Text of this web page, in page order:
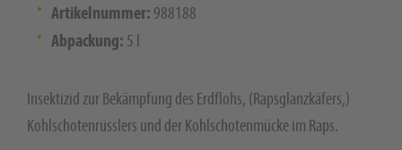
Artikelnummer: 988188
Abpackung: 5 l
Insektizid zur Bekämpfung des Erdflohs, (Rapsglanzkäfers,)
Kohlschotenrüsslers und der Kohlschotenmücke im Raps.